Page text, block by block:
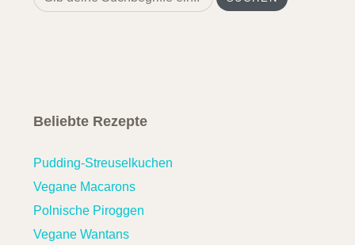
for:
Beliebte Rezepte
Pudding-Streuselkuchen
Vegane Macarons
Polnische Piroggen
Vegane Wantans